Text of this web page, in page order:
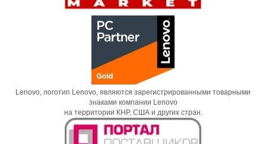
Lenovo, логотип Lenovo, являются зарегистрированными товарными
знаками компании Lenovo
на территории КНР, США и других стран.